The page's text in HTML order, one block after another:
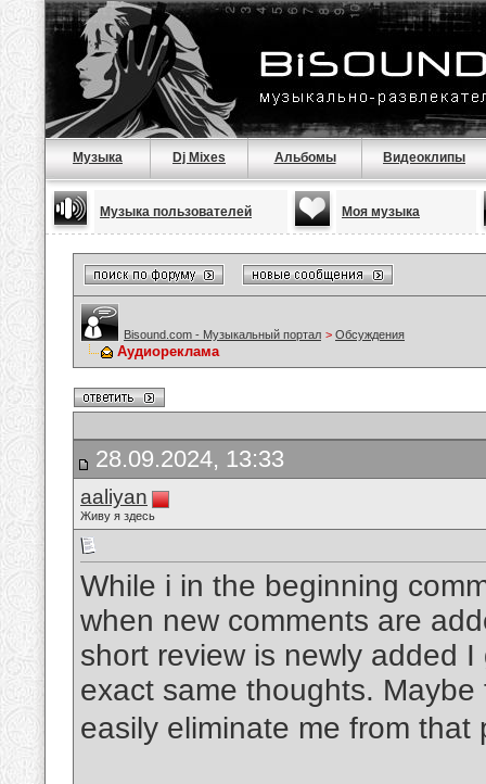
Музыка Dj Mixes Альбомы Видеоклипы
Музыка пользователей Моя музыка
Bisound.com - Музыкальный портал > Обсуждения
Аудиореклама
28.09.2024, 13:33
aaliyan
Живу я здесь
While i in the beginning
when new comments are
short review is newly added
exact same thoughts.
easily eliminate me from